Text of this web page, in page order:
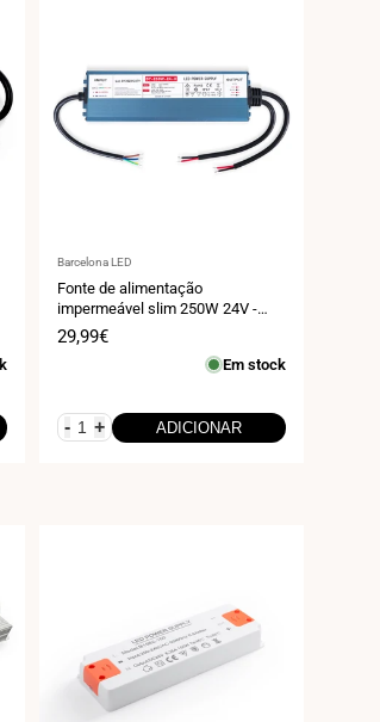
Fornecedor:
Barcelona LED
Fonte de alimentação
impermeável slim 250W 24V -
10,4A - IP67
Preço
29,99€
Em stock
- + ADICIONAR